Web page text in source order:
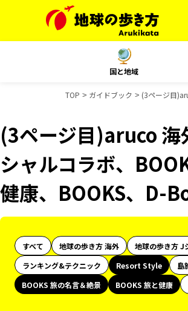
国と地域
TOP ガイドブック (3ページ目
(3ページ目)aruco
シャルコラボ、
健康、BOOKS、D-
すべて 地球の歩き方 海外 地球の歩き方 J
ランキング&テクニック
Resort Style 島
BOOKS 旅の名言＆絶景
BOOKS 旅と健康